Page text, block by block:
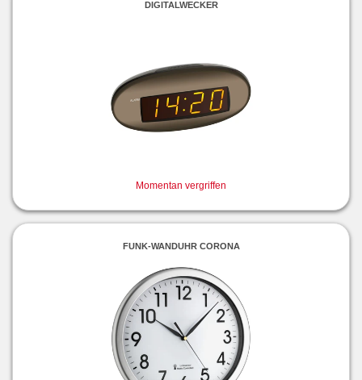
DIGITALWECKER
Momentan vergriffen
FUNK-WANDUHR CORONA